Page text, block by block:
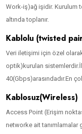
Work-iş)ağ işidir. Kurulum
altında toplanır.
Kablolu (twisted
Veri iletişimi için özel
optik)kurulan
40(Gbps)arasındadır.En
Kablosuz(Wireless)
Access Point (Erişim
networke ait tanımlamalar